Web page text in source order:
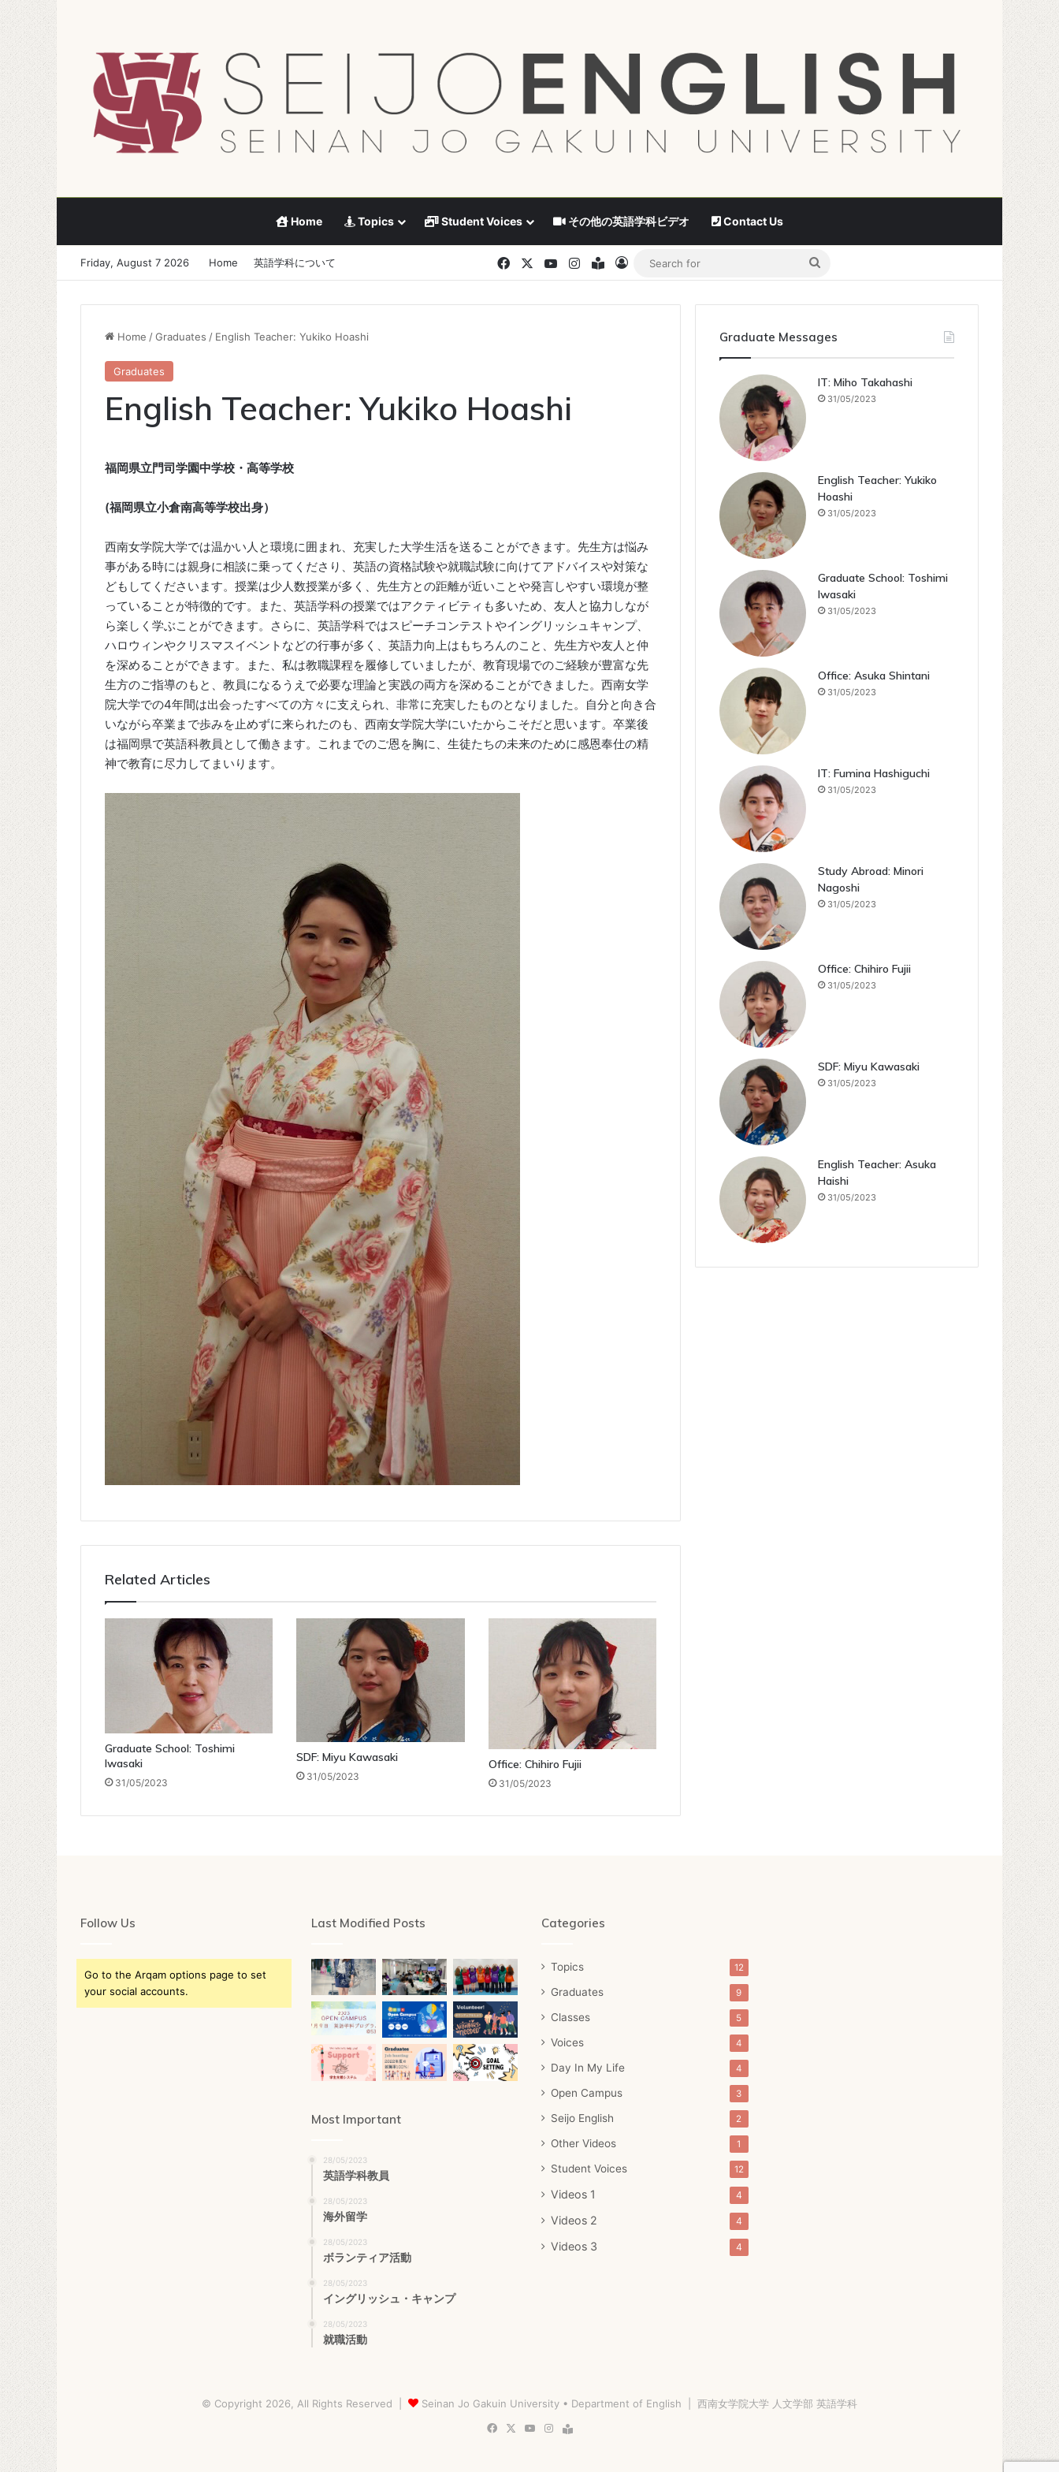
Home Topics Student Voices その他の英語学科ビデオ Contact Us
Friday, August 7 2026 Home 英語学科について FacebookYouTubeInstagram
BlogLog In
Home /Graduates / English Teacher: Yukiko Hoashi
Graduates
English Teacher: Yukiko Hoashi
福岡県立門司学園中学校・高等学校
(福岡県立小倉南高等学校出身）
西南女学院大学では温かい人と環境に囲まれ、充実した大学生活を送ることができます。先生方は悩み
事がある時には親身に相談に乗ってくださり、英語の資格試験や就職試験に向けてアドバイスや対策な
どもしてくださいます。授業は少人数授業が多く、先生方との距離が近いことや発言しやすい環境が整
っていることが特徴的です。また、英語学科の授業ではアクティビティも多いため、友人と協力しなが
ら楽しく学ぶことができます。さらに、英語学科ではスピーチコンテストやイングリッシュキャンプ、
ハロウィンやクリスマスイベントなどの行事が多く、英語力向上はもちろんのこと、先生方や友人と仲
を深めることができます。また、私は教職課程を履修していましたが、教育現場でのご経験が豊富な先
生方のご指導のもと、教員になるうえで必要な理論と実践の両方を深めることができました。西南女学
院大学での4年間は出会ったすべての方々に支えられ、非常に充実したものとなりました。自分と向き合
いながら卒業まで歩みを止めずに来られたのも、西南女学院大学にいたからこそだと思います。卒業後
は福岡県で英語科教員として働きます。これまでのご恩を胸に、生徒たちの未来のために感恩奉仕の精
神で教育に尽力してまいります。
Related Articles
Graduate School: Toshimi
Iwasaki
31/05/2023
SDF: Miyu Kawasaki
31/05/2023
Office: Chihiro Fujii
31/05/2023
Graduate Messages
IT: Miho Takahashi
31/05/2023
English Teacher: Yukiko
Hoashi
31/05/2023
Graduate School: Toshimi
Iwasaki
31/05/2023
Office: Asuka Shintani
31/05/2023
IT: Fumina Hashiguchi
31/05/2023
Study Abroad: Minori
Nagoshi
31/05/2023
Office: Chihiro Fujii
31/05/2023
SDF: Miyu Kawasaki
31/05/2023
English Teacher: Asuka
Haishi
31/05/2023
Follow Us
Go to the Arqam options page to set
your social accounts.
Last Modified Posts
Most Important
28/05/2023
英語学科教員
28/05/2023
海外留学
28/05/2023
ボランティア活動
28/05/2023
イングリッシュ・キャンプ
28/05/2023
就職活動
Categories
Topics 12
Graduates 9
Classes 5
Voices 4
Day In My Life 4
Open Campus 3
Seijo English 2
Other Videos 1
Student Voices 12
Videos 1 4
Videos 2 4
Videos 3 4
© Copyright 2026, All Rights Reserved | Seinan Jo Gakuin University • Department of English | 西南女学院大学 人文学部 英語学科
Facebook
X YouTubeInstagram
Blog